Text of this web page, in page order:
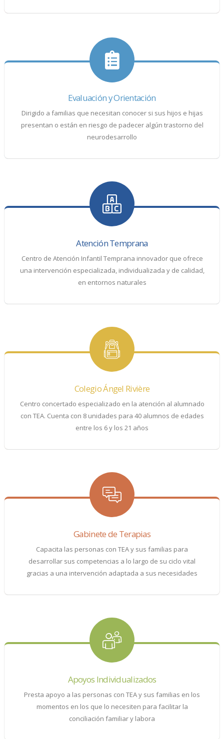
Evaluación y Orientación
Dirigido a familias que necesitan conocer si sus hijos e hijas
presentan o están en riesgo de padecer algún trastorno del
neurodesarrollo
Atención Temprana
Centro de Atención Infantil Temprana innovador que ofrece
una intervención especializada, individualizada y de calidad,
en entornos naturales
Colegio Ángel Rivière
Centro concertado especializado en la atención al alumnado
con TEA. Cuenta con 8 unidades para 40 alumnos de edades
entre los 6 y los 21 años
Gabinete de Terapias
Capacita las personas con TEA y sus familias para
desarrollar sus competencias a lo largo de su ciclo vital
gracias a una intervención adaptada a sus necesidades
Apoyos Individualizados
Presta apoyo a las personas con TEA y sus familias en los
momentos en los que lo necesiten para facilitar la
conciliación familiar y labora